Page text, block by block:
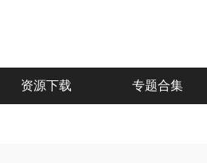
资源下载 专题合集